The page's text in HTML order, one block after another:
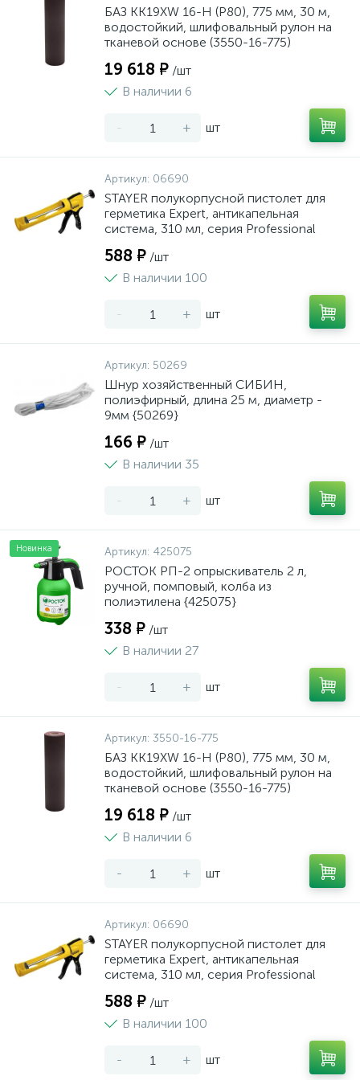
БАЗ KK19XW 16-H (Р80), 775 мм, 30 м,
водостойкий, шлифовальный рулон на
тканевой основе (3550-16-775)
19 618 ₽ /шт
В наличии 6
- + шт
Артикул: 06690
STAYER полукорпусной пистолет для
герметика Expert, антикапельная
система, 310 мл, серия Professional
588 ₽ /шт
В наличии 100
- + шт
Артикул: 50269
Шнур хозяйственный СИБИН,
полиэфирный, длина 25 м, диаметр -
9мм {50269}
166 ₽ /шт
В наличии 35
- + шт
Новинка Артикул: 425075
РОСТОК РП-2 опрыскиватель 2 л,
ручной, помповый, колба из
полиэтилена {425075}
338 ₽ /шт
В наличии 27
- + шт
Артикул: 3550-16-775
БАЗ KK19XW 16-H (Р80), 775 мм, 30 м,
водостойкий, шлифовальный рулон на
тканевой основе (3550-16-775)
19 618 ₽ /шт
В наличии 6
- + шт
Артикул: 06690
STAYER полукорпусной пистолет для
герметика Expert, антикапельная
система, 310 мл, серия Professional
588 ₽ /шт
В наличии 100
- + шт